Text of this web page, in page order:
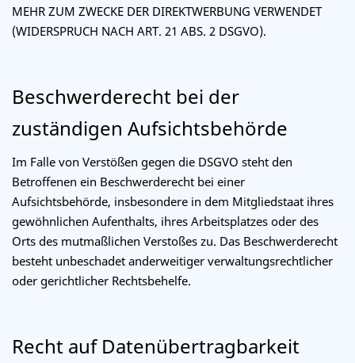
MEHR ZUM ZWECKE DER DIREKTWERBUNG VERWENDET
(WIDERSPRUCH NACH ART. 21 ABS. 2 DSGVO).
Beschwerde­recht bei der
zuständigen Aufsichts­behörde
Im Falle von Verstößen gegen die DSGVO steht den
Betroffenen ein Beschwerderecht bei einer
Aufsichtsbehörde, insbesondere in dem Mitgliedstaat ihres
gewöhnlichen Aufenthalts, ihres Arbeitsplatzes oder des
Orts des mutmaßlichen Verstoßes zu. Das Beschwerderecht
besteht unbeschadet anderweitiger verwaltungsrechtlicher
oder gerichtlicher Rechtsbehelfe.
Recht auf Daten­übertrag­barkeit